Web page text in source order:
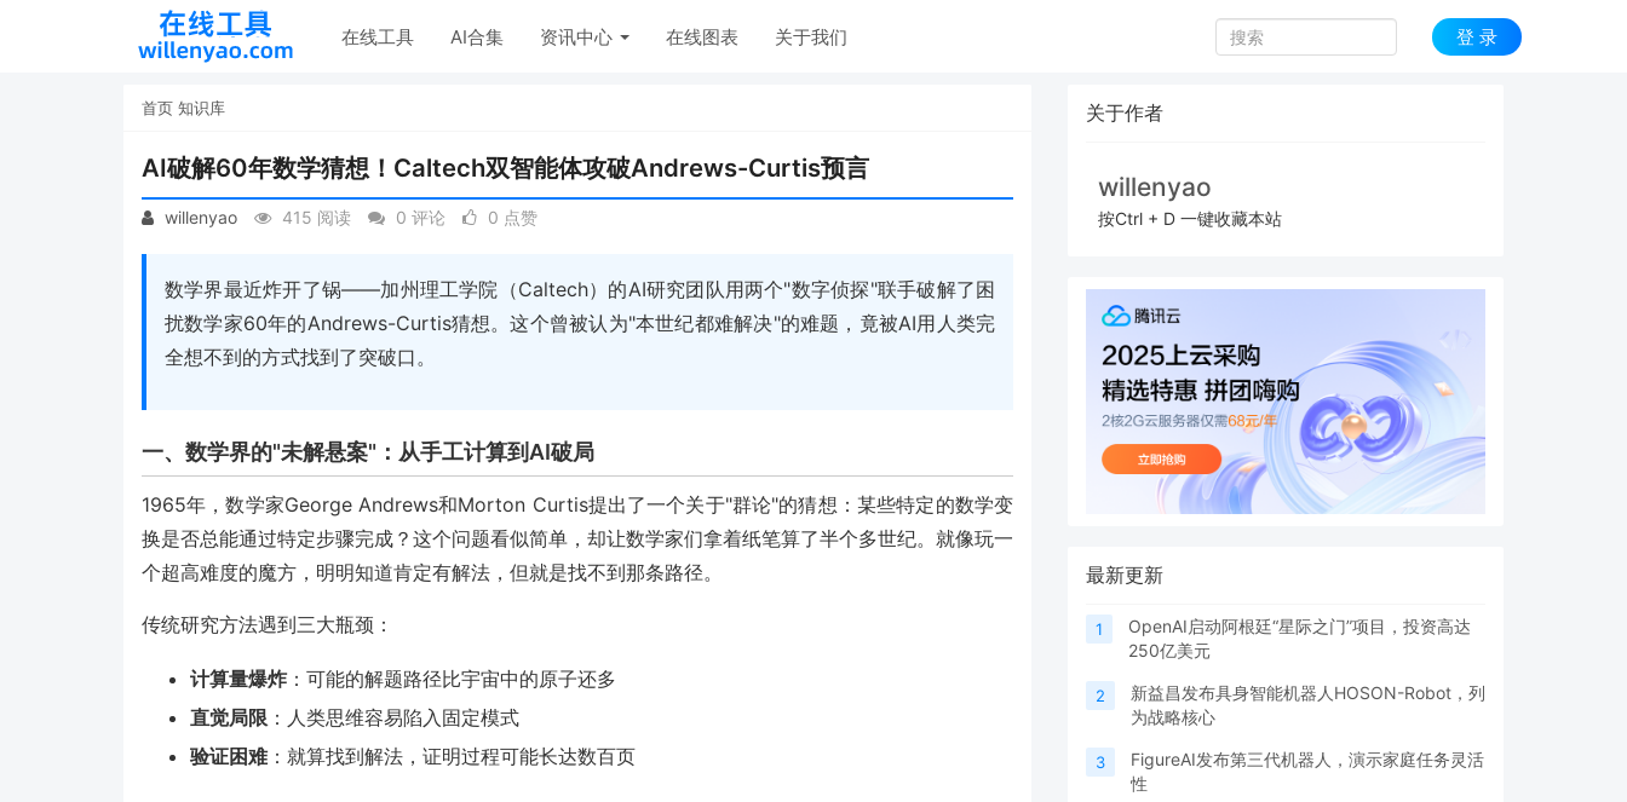
登 录
在线工具 AI合集 资讯中心 在线图表 关于我们
首页 知识库
AI破解60年数学猜想！Caltech双智能体攻破Andrews-Curtis预言
willenyao 415 阅读 0 评论 0 点赞
数学界最近炸开了锅——加州理工学院（Caltech）的AI研究团队用两个"数字侦探"联手破解了困
扰数学家60年的Andrews-Curtis猜想。这个曾被认为"本世纪都难解决"的难题，竟被AI用人类完
全想不到的方式找到了突破口。
一、数学界的"未解悬案"：从手工计算到AI破局
1965年，数学家George Andrews和Morton Curtis提出了一个关于"群论"的猜想：某些特定的数学变
换是否总能通过特定步骤完成？这个问题看似简单，却让数学家们拿着纸笔算了半个多世纪。就像玩一
个超高难度的魔方，明明知道肯定有解法，但就是找不到那条路径。
传统研究方法遇到三大瓶颈：
计算量爆炸：可能的解题路径比宇宙中的原子还多
直觉局限 ：人类思维容易陷入固定模式
验证困难：就算找到解法，证明过程可能长达数百页
关于作者
willenyao
按Ctrl + D 一键收藏本站
最新更新
1
OpenAI启动阿根廷“星际之门”项目，投资高达
250亿美元
2
新益昌发布具身智能机器人HOSON-Robot，列
为战略核心
3
FigureAI发布第三代机器人，演示家庭任务灵活
性